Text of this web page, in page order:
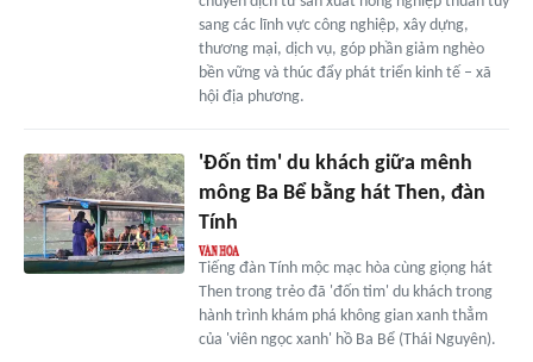
sang các lĩnh vực công nghiệp, xây dựng,
thương mại, dịch vụ, góp phần giảm nghèo
bền vững và thúc đẩy phát triển kinh tế – xã
hội địa phương.
'Đốn tim' du khách giữa mênh
mông Ba Bể bằng hát Then, đàn
Tính
Tiếng đàn Tính mộc mạc hòa cùng giọng hát
Then trong trẻo đã 'đốn tim' du khách trong
hành trình khám phá không gian xanh thẳm
của 'viên ngọc xanh' hồ Ba Bể (Thái Nguyên).